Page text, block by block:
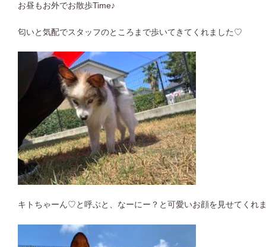
お昼もお外でお散歩Time♪
匂いと気配でスタッフのところまで歩いてきてくれました♡
キトちゃーん♡と呼ぶと、なーにー？と可愛いお顔を見せてくれ